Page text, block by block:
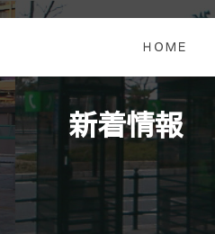
ＨＯＭＥ
新着情報